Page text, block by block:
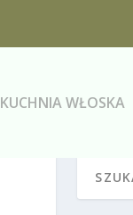
KUCHNIA WŁOSKA